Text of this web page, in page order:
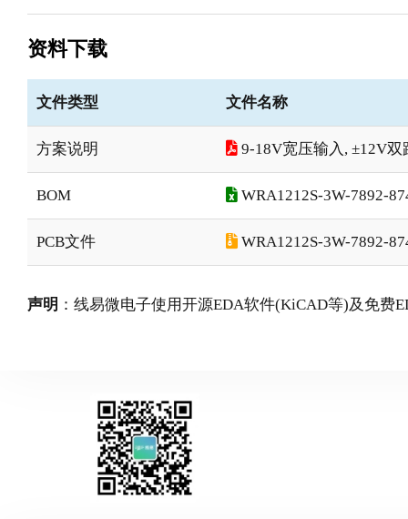
资料下载
文件类型 文件名称
方案说明 9-18V宽压输入, ±12V双
BOM WRA1212S-3W-7892-
PCB文件 WRA1212S-3W-7892-
声明 ：线易微电子使用开源EDA软件(KiCAD等)及免费